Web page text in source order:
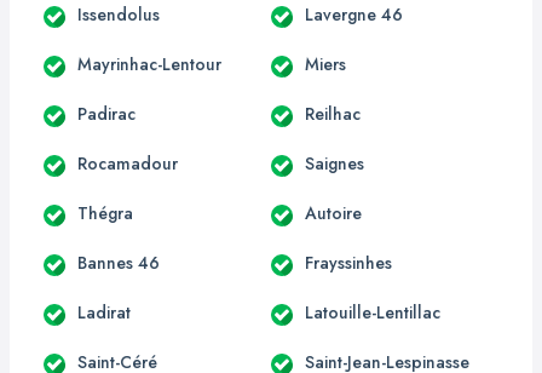
Issendolus Lavergne 46
Mayrinhac-Lentour Miers
Padirac Reilhac
Rocamadour Saignes
Thégra Autoire
Bannes 46 Frayssinhes
Ladirat Latouille-Lentillac
Saint-Céré Saint-Jean-Lespinasse